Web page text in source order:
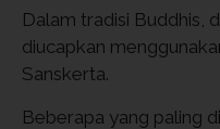
Dalam tradisi Buddhis,
diucapkan
Sanskerta.
Beberapa yang paling